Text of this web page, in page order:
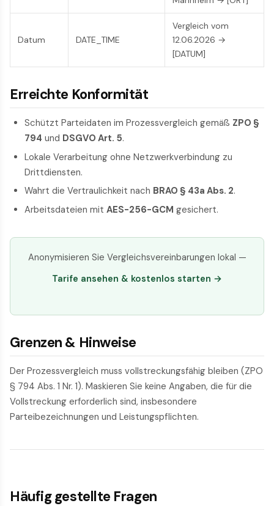
Datum DATE_TIME
Vergleich vom
12.06.2026 →
[DATUM]
Erreichte Konformität
Schützt Parteidaten im Prozessvergleich gemäß ZPO §
794 und DSGVO Art. 5.
Lokale Verarbeitung ohne Netzwerkverbindung zu
Drittdiensten.
Wahrt die Vertraulichkeit nach BRAO § 43a Abs. 2.
Arbeitsdateien mit AES-256-GCM gesichert.
Anonymisieren Sie Vergleichsvereinbarungen lokal —
Tarife ansehen & kostenlos starten →
Grenzen & Hinweise
Der Prozessvergleich muss vollstreckungsfähig bleiben (ZPO
§ 794 Abs. 1 Nr. 1). Maskieren Sie keine Angaben, die für die
Vollstreckung erforderlich sind, insbesondere
Parteibezeichnungen und Leistungspflichten.
Häufig gestellte Fragen